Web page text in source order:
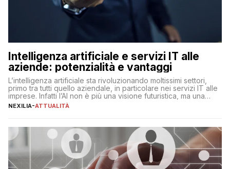
Intelligenza artificiale e servizi IT alle
aziende: potenzialità e vantaggi
L’intelligenza artificiale sta rivoluzionando moltissimi settori,
primo tra tutti quello aziendale, in particolare nei servizi IT alle
imprese. Infatti l’AI non è più una visione futuristica, ma una
realtà operativa che sta portando a un cambio significativo in
operazioni, bensì comporta […]
NEXILIA-ATTUALITÀ